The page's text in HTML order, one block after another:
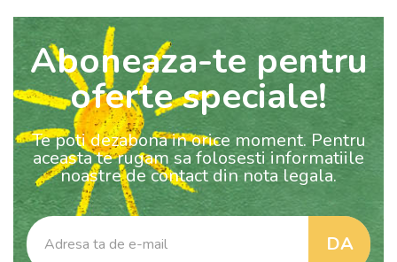
Aboneaza-te pentru
oferte speciale!
Te poti dezabona in orice moment. Pentru
aceasta te rugam sa folosesti informatiile
noastre de contact din nota legala.